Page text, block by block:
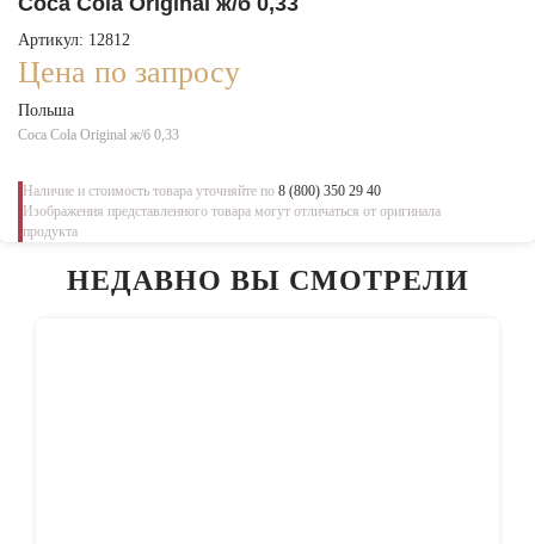
Артикул: 12812
Цена по запросу
Польша
Coca Cola Original ж/б 0,33
Наличие и стоимость товара уточняйте по 8 (800) 350 29 40
Изображения представленного товара могут отличаться от оригинала
продукта
НЕДАВНО ВЫ СМОТРЕЛИ